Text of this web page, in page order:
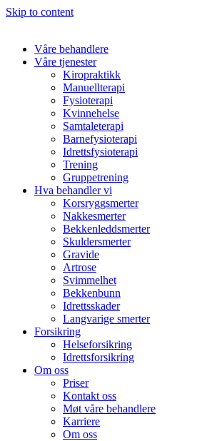
Skip to content
Våre behandlere
Våre tjenester
Kiropraktikk
Manuellterapi
Fysioterapi
Kvinnehelse
Samtaleterapi
Barnefysioterapi
Idrettsfysioterapi
Trening
Gruppetrening
Hva behandler vi
Korsryggsmerter
Nakkesmerter
Bekkenleddsmerter
Skuldersmerter
Gravide
Artrose
Svimmelhet
Bekkenbunn
Idrettsskader
Langvarige smerter
Forsikring
Helseforsikring
Idrettsforsikring
Om oss
Priser
Kontakt oss
Møt våre behandlere
Karriere
Om oss